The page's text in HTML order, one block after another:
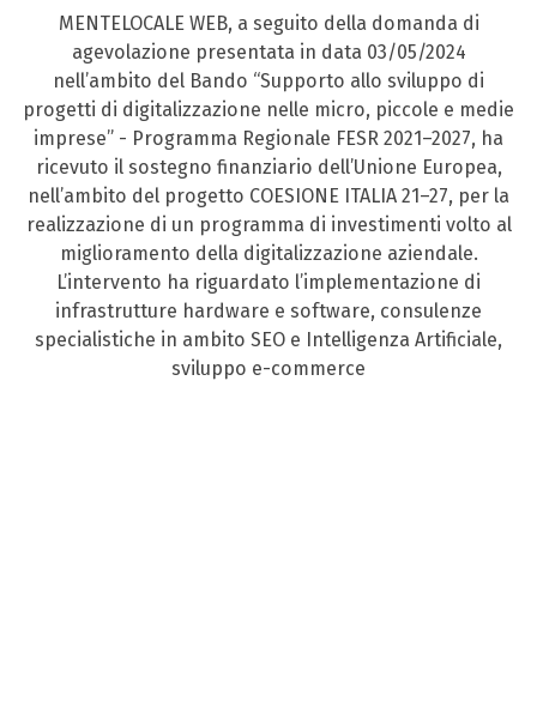
MENTELOCALE WEB, a seguito della domanda di
agevolazione presentata in data 03/05/2024
nell’ambito del Bando “Supporto allo sviluppo di
progetti di digitalizzazione nelle micro, piccole e medie
imprese” - Programma Regionale FESR 2021–2027, ha
ricevuto il sostegno finanziario dell’Unione Europea,
nell’ambito del progetto COESIONE ITALIA 21–27, per la
realizzazione di un programma di investimenti volto al
miglioramento della digitalizzazione aziendale.
L’intervento ha riguardato l’implementazione di
infrastrutture hardware e software, consulenze
specialistiche in ambito SEO e Intelligenza Artificiale,
sviluppo e-commerce